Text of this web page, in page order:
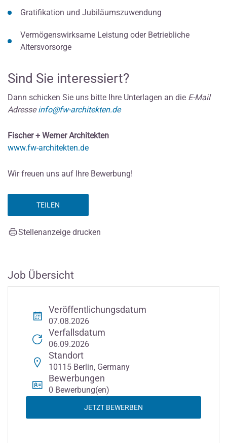
Gratifikation und Jubiläumszuwendung
Vermögenswirksame Leistung oder Betriebliche
Altersvorsorge
Sind Sie interessiert?
Dann schicken Sie uns bitte Ihre Unterlagen an die E-Mail
Adresseinfo@fw-architekten.de
Fischer + Werner Architekten
www.fw-architekten.de
Wir freuen uns auf Ihre Bewerbung!
TEILEN
Stellenanzeige drucken
Job Übersicht
Veröffentlichungsdatum
07.08.2026
Verfallsdatum
06.09.2026
Standort
10115 Berlin, Germany
Bewerbungen
0 Bewerbung(en)
JETZT BEWERBEN